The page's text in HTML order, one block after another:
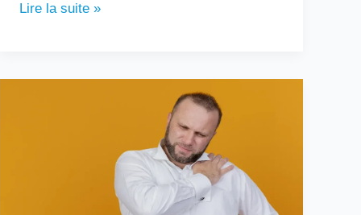
Lire la suite »